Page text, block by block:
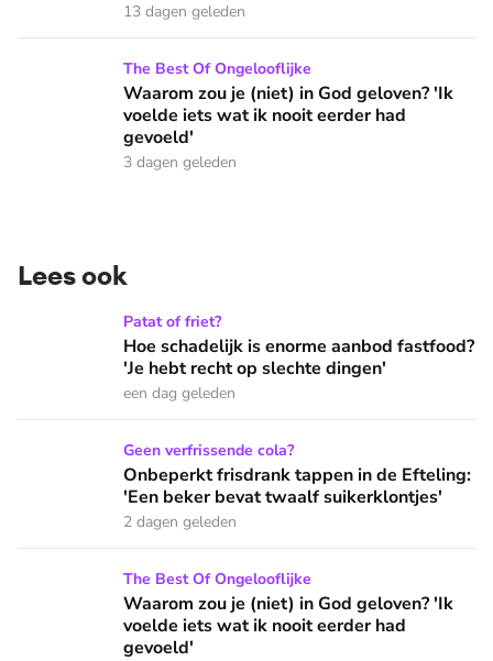
13 dagen geleden
Waarom zou je (niet) in God geloven? 'Ik voelde iets wat
The Best Of Ongelooflijke
Waarom zou je (niet) in God geloven? 'Ik
voelde iets wat ik nooit eerder had
gevoeld'
3 dagen geleden
Lees ook
Hoe schadelijk is enorme aanbod fastfood? 'Je hebt recht
Patat of friet?
Hoe schadelijk is enorme aanbod fastfood?
'Je hebt recht op slechte dingen'
een dag geleden
Onbeperkt frisdrank tappen in de Efteling: 'Een beker
Geen verfrissende cola?
Onbeperkt frisdrank tappen in de Efteling:
'Een beker bevat twaalf suikerklontjes'
2 dagen geleden
Waarom zou je (niet) in God geloven? 'Ik voelde iets wat
The Best Of Ongelooflijke
Waarom zou je (niet) in God geloven? 'Ik
voelde iets wat ik nooit eerder had
gevoeld'